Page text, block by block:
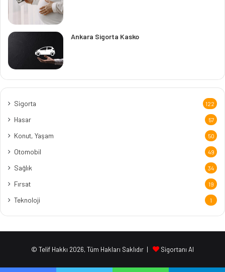
Ankara Sigorta Kasko
Sigorta 122
Hasar 57
Konut, Yaşam 50
Otomobil 49
Sağlık 34
Fırsat 19
Teknoloji 1
© Telif Hakkı 2026, Tüm Hakları Saklıdır | Sigortanı Al